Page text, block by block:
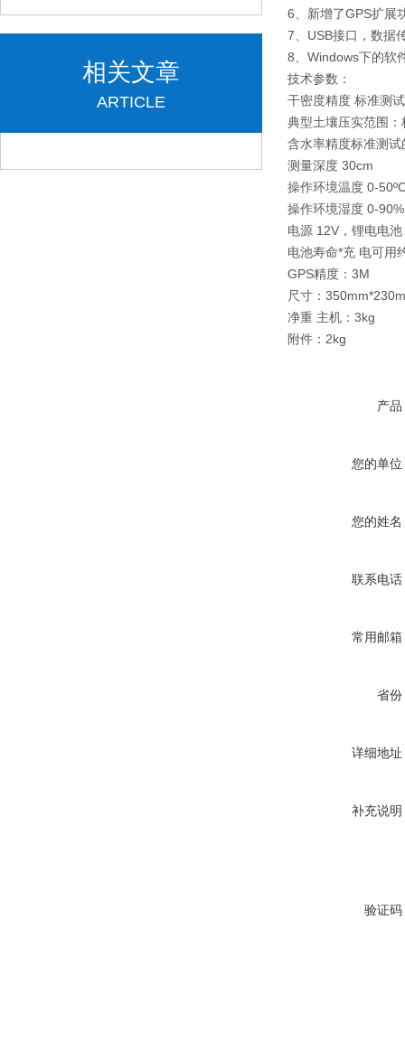
相关文章
ARTICLE
6、新增了GPS扩展
7、USB接口，数据
8、Windows下的软
技术参数：
干密度精度 标准测
典型土壤压实范围
含水率精度标准测
测量深度 30cm
操作环境温度 0-
操作环境湿度 0-
电源 12V，锂电电池
电池寿命*充 电可用
GPS精度：3M
尺寸：
净重 主机：3kg
附件：2kg
产品
您的单位
您的姓名
联系电话
常用邮箱
省份
详细地址
补充说明
验证码